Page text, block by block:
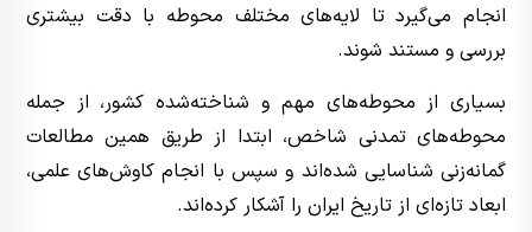
انجام می‌گیرد تا لایه‌های مختلف محوطه با دقت بیشتری
بررسی و مستند شوند.
بسیاری از محوطه‌های مهم و شناخته‌شده کشور، از جمله
محوطه‌های تمدنی شاخص، ابتدا از طریق همین مطالعات
گمانه‌زنی شناسایی شده‌اند و سپس با انجام کاوش‌های علمی،
ابعاد تازه‌ای از تاریخ ایران را آشکار کرده‌اند.